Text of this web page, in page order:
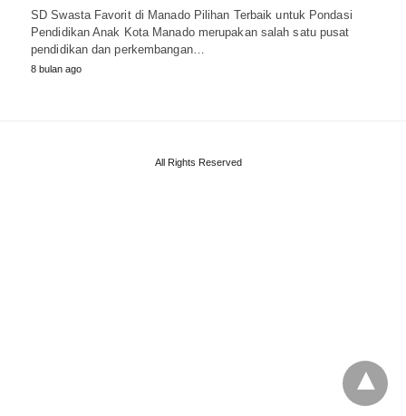
SD Swasta Favorit di Manado Pilihan Terbaik untuk Pondasi
Pendidikan Anak Kota Manado merupakan salah satu pusat
pendidikan dan perkembangan…
8 bulan ago
All Rights Reserved